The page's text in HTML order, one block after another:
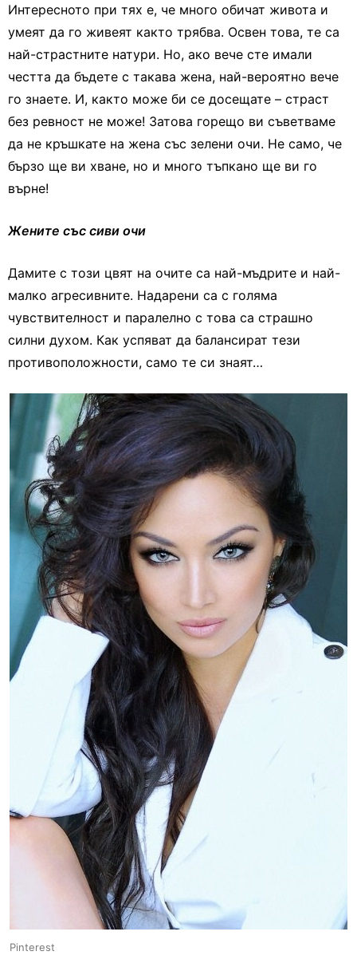
Интересното при тях е, че много обичат живота и
умеят да го живеят както трябва. Освен това, те са
най-страстните натури. Но, ако вече сте имали
честта да бъдете с такава жена, най-вероятно вече
го знаете. И, както може би се досещате – страст
без ревност не може! Затова горещо ви съветваме
да не кръшкате на жена със зелени очи. Не само, че
бързо ще ви хване, но и много тъпкано ще ви го
върне!
Жените със сиви очи
Дамите с този цвят на очите са най-мъдрите и най-
малко агресивните. Надарени са с голяма
чувствителност и паралелно с това са страшно
силни духом. Как успяват да балансират тези
противоположности, само те си знаят…
Pinterest